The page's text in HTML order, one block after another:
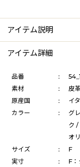
アイテム説明
アイテム詳細
品番 :
素材
:
皮
原産国
:
イ
カラー
:
グ
ク /
オ
サイズ
:
F
実寸
:
F